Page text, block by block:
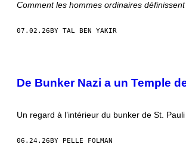
Comment les hommes ordinaires
07.02.26 BY TAL BEN YAKIR
De Bunker Nazi a un Temple
Un regard à l’intérieur du bunker de St.
06.24.26BY PELLE FOLMAN